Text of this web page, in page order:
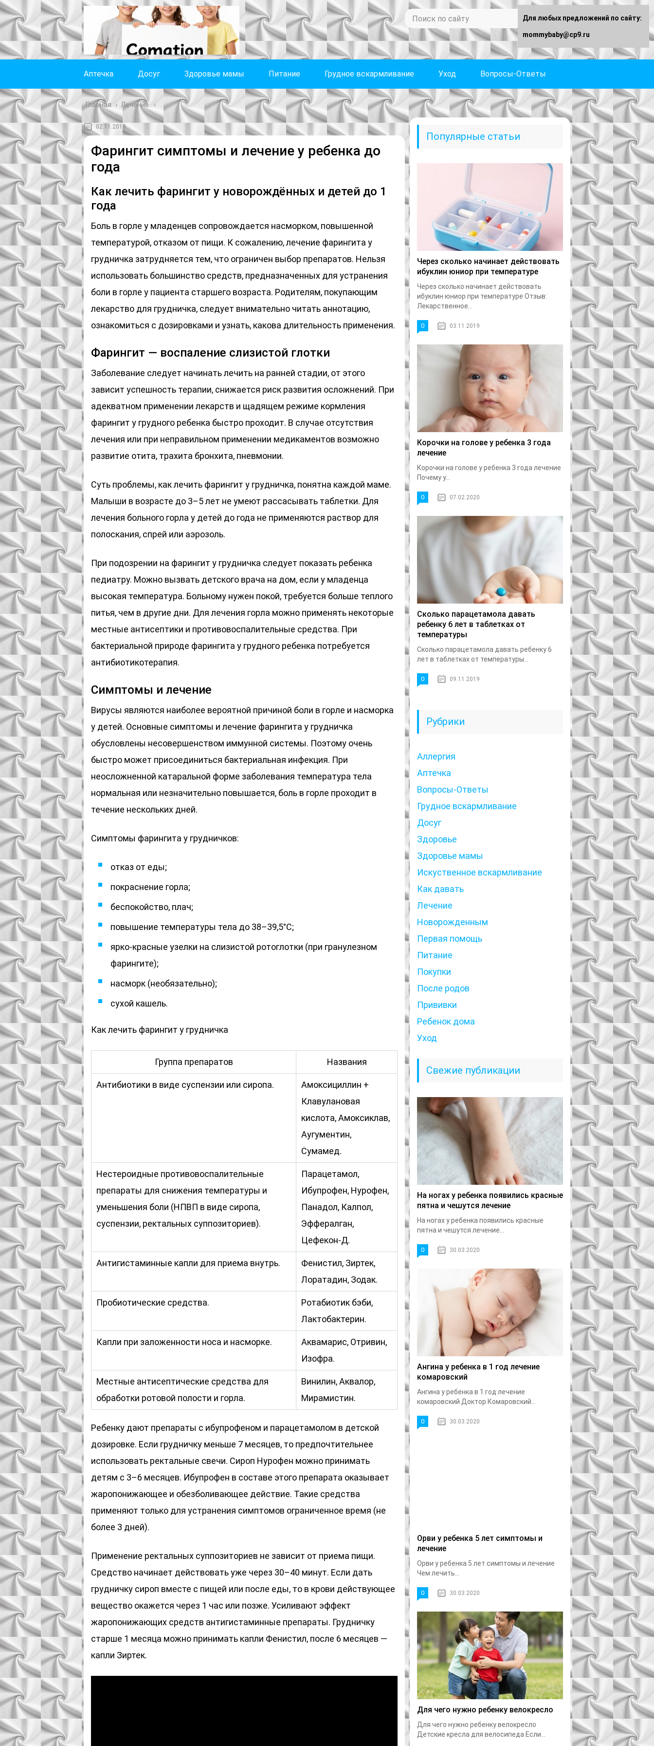
Аптечка Досуг Здоровье мамы Питание Грудное вскармливание Уход Вопросы-Ответы
Главная › Лечение
02.11.2019
Фарингит симптомы и лечение у ребенка до
года
Как лечить фарингит у новорождённых и детей до 1
года
Боль в горле у младенцев сопровождается насморком, повышенной
температурой, отказом от пищи. К сожалению, лечение фарингита у
грудничка затрудняется тем, что ограничен выбор препаратов. Нельзя
использовать большинство средств, предназначенных для устранения
боли в горле у пациента старшего возраста. Родителям, покупающим
лекарство для грудничка, следует внимательно читать аннотацию,
ознакомиться с дозировками и узнать, какова длительность применения.
Фарингит — воспаление слизистой глотки
Заболевание следует начинать лечить на ранней стадии, от этого
зависит успешность терапии, снижается риск развития осложнений. При
адекватном применении лекарств и щадящем режиме кормления
фарингит у грудного ребенка быстро проходит. В случае отсутствия
лечения или при неправильном применении медикаментов возможно
развитие отита, трахита бронхита, пневмонии.
Суть проблемы, как лечить фарингит у грудничка, понятна каждой маме.
Малыши в возрасте до 3–5 лет не умеют рассасывать таблетки. Для
лечения больного горла у детей до года не применяются раствор для
полоскания, спрей или аэрозоль.
При подозрении на фарингит у грудничка следует показать ребенка
педиатру. Можно вызвать детского врача на дом, если у младенца
высокая температура. Больному нужен покой, требуется больше теплого
питья, чем в другие дни. Для лечения горла можно применять некоторые
местные антисептики и противовоспалительные средства. При
бактериальной природе фарингита у грудного ребенка потребуется
антибиотикотерапия.
Симптомы и лечение
Вирусы являются наиболее вероятной причиной боли в горле и насморка
у детей. Основные симптомы и лечение фарингита у грудничка
обусловлены несовершенством иммунной системы. Поэтому очень
быстро может присоединиться бактериальная инфекция. При
неосложненной катаральной форме заболевания температура тела
нормальная или незначительно повышается, боль в горле проходит в
течение нескольких дней.
Симптомы фарингита у грудничков:
отказ от еды;
покраснение горла;
беспокойство, плач;
повышение температуры тела до 38–39,5°С;
ярко-красные узелки на слизистой ротоглотки (при гранулезном
фарингите);
насморк (необязательно);
сухой кашель.
Как лечить фарингит у грудничка
Группа препаратов Названия
Антибиотики в виде суспензии или сиропа.
Амоксициллин +
Клавулановая
кислота, Амоксиклав,
Аугументин,
Сумамед.
Нестероидные противовоспалительные
препараты для снижения температуры и
уменьшения боли (НПВП в виде сиропа,
суспензии, ректальных суппозиториев).
Парацетамол,
Ибупрофен, Нурофен,
Панадол, Калпол,
Эффералган,
Цефекон-Д.
Антигистаминные капли для приема внутрь.
Фенистил, Зиртек,
Лоратадин, Зодак.
Пробиотические средства.
Ротабиотик бэби,
Лактобактерин.
Капли при заложенности носа и насморке.
Аквамарис, Отривин,
Изофра.
Местные антисептические средства для
обработки ротовой полости и горла.
Винилин, Аквалор,
Мирамистин.
Ребенку дают препараты с ибупрофеном и парацетамолом в детской
дозировке. Если грудничку меньше 7 месяцев, то предпочтительнее
использовать ректальные свечи. Сироп Нурофен можно принимать
детям с 3–6 месяцев. Ибупрофен в составе этого препарата оказывает
жаропонижающее и обезболивающее действие. Такие средства
применяют только для устранения симптомов ограниченное время (не
более 3 дней).
Применение ректальных суппозиториев не зависит от приема пищи.
Средство начинает действовать уже через 30–40 минут. Если дать
грудничку сироп вместе с пищей или после еды, то в крови действующее
вещество окажется через 1 час или позже. Усиливают эффект
жаропонижающих средств антигистаминные препараты. Грудничку
старше 1 месяца можно принимать капли Фенистил, после 6 месяцев —
капли Зиртек.
Популярные статьи
Через сколько начинает действовать
ибуклин юниор при температуре
Через сколько начинает действовать
ибуклин юниор при температуре Отзыв:
Лекарственное...
0 03.11.2019
Корочки на голове у ребенка 3 года
лечение
Корочки на голове у ребенка 3 года лечение
Почему у...
0 07.02.2020
Сколько парацетамола давать
ребенку 6 лет в таблетках от
температуры
Сколько парацетамола давать ребенку 6
лет в таблетках от температуры...
0 09.11.2019
Рубрики
Аллергия
Аптечка
Вопросы-Ответы
Грудное вскармливание
Досуг
Здоровье
Здоровье мамы
Искуственное вскармливание
Как давать
Лечение
Новорожденным
Первая помощь
Питание
Покупки
После родов
Прививки
Ребенок дома
Уход
Свежие публикации
На ногах у ребенка появились красные
пятна и чешутся лечение
На ногах у ребенка появились красные
пятна и чешутся лечение...
0 30.03.2020
Ангина у ребенка в 1 год лечение
комаровский
Ангина у ребенка в 1 год лечение
комаровский Доктор Комаровский...
0 30.03.2020
Орви у ребенка 5 лет симптомы и
лечение
Орви у ребенка 5 лет симптомы и лечение
Чем лечить...
0 30.03.2020
Для чего нужно ребенку велокресло
Для чего нужно ребенку велокресло
Детские кресла для велосипеда Если...
Для любых предложений по сайту:
mommybaby@cp9.ru